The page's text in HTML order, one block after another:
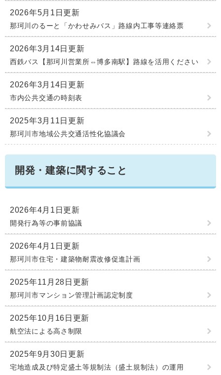
2026年5月1日更新
那珂川のるーと「かわせみバス」路線内工事等連絡票
2026年3月14日更新
西鉄バス【那珂川営業所⇔博多南駅】路線を活用ください
2026年3月14日更新
市内公共交通の時刻表
2025年3月11日更新
那珂川市地域公共交通活性化協議会
開発・建築に関すること
2026年4月1日更新
開発行為等の事前協議
2026年4月1日更新
那珂川市住宅・建築物耐震改修促進計画
2025年11月28日更新
那珂川市マンション管理計画認定制度
2025年10月16日更新
航空法による高さ制限
2025年9月30日更新
宅地造成及び特定盛土等規制法（盛土規制法）の運用